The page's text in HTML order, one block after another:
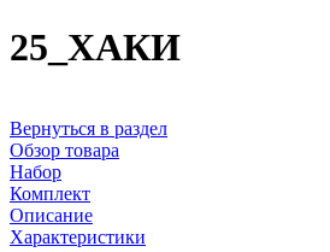
25_ХАКИ
Вернуться в раздел
Обзор товара
Набор
Комплект
Описание
Характеристики